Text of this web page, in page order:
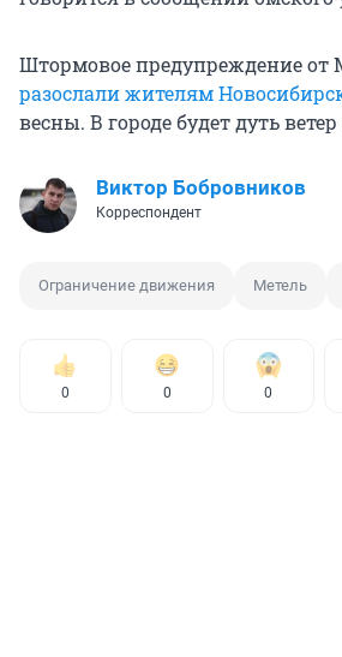
Штормовое предупреждение от
разослали жителям
весны. В городе будет дуть
Виктор Бобровников
Корреспондент
Ограничение движения Метель
0 0 0